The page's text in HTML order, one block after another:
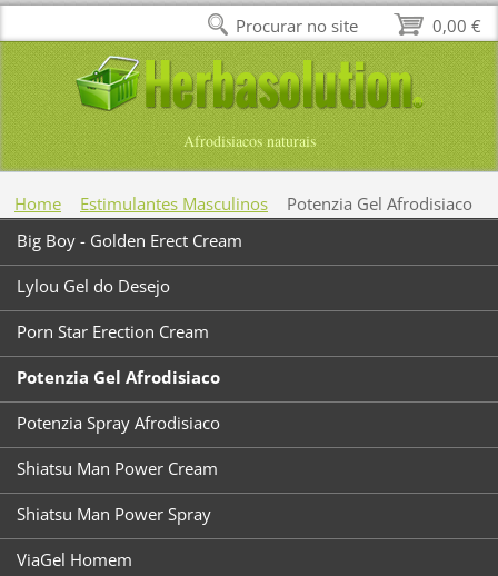
Afrodisiacos naturais
Home Estimulantes Masculinos
Potenzia Gel Afrodisiaco
Big Boy - Golden Erect Cream
Lylou Gel do Desejo
Porn Star Erection Cream
Potenzia Gel Afrodisiaco
Potenzia Spray Afrodisiaco
Shiatsu Man Power Cream
Shiatsu Man Power Spray
ViaGel Homem
0,00 €
Procurar no site